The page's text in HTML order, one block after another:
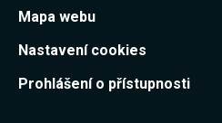
Mapa webu
Nastavení cookies
Prohlášení o přístupnosti